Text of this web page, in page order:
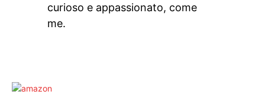
curioso e appassionato, come
me.